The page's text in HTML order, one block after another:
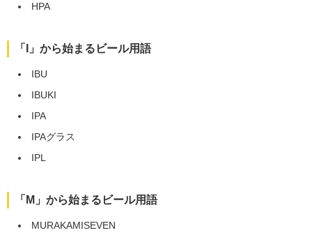
HPA
「I」から始まるビール用語
IBU
IBUKI
IPA
IPAグラス
IPL
「M」から始まるビール用語
MURAKAMISEVEN